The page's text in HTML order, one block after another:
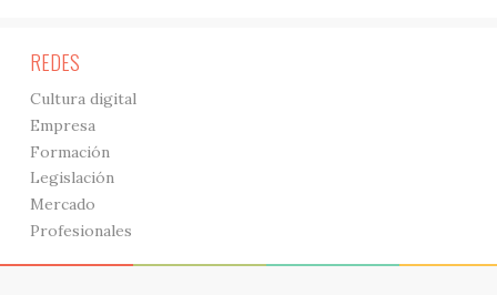
REDES
Cultura digital
Empresa
Formación
Legislación
Mercado
Profesionales